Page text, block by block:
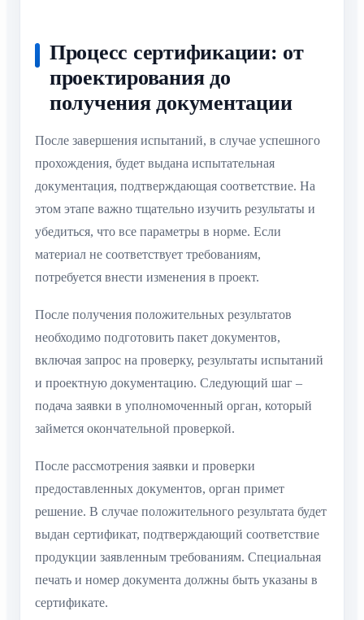
Процесс сертификации: от
проектирования до
получения документации
После завершения испытаний, в случае успешного
прохождения, будет выдана испытательная
документация, подтверждающая соответствие. На
этом этапе важно тщательно изучить результаты и
убедиться, что все параметры в норме. Если
материал не соответствует требованиям,
потребуется внести изменения в проект.
После получения положительных результатов
необходимо подготовить пакет документов,
включая запрос на проверку, результаты испытаний
и проектную документацию. Следующий шаг –
подача заявки в уполномоченный орган, который
займется окончательной проверкой.
После рассмотрения заявки и проверки
предоставленных документов, орган примет
решение. В случае положительного результата будет
выдан сертификат, подтверждающий соответствие
продукции заявленным требованиям. Специальная
печать и номер документа должны быть указаны в
сертификате.